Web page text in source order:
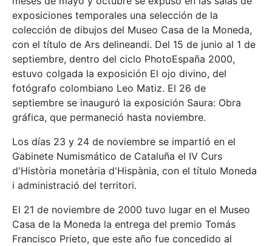
exposiciones temporales una selección de la
colección de dibujos del Museo Casa de la Moneda,
con el título de Ars delineandi. Del 15 de junio al 1 de
septiembre, dentro del ciclo PhotoEspaña 2000,
estuvo colgada la exposición El ojo divino, del
fotógrafo colombiano Leo Matiz. El 26 de
septiembre se inauguró la exposición Saura: Obra
gráfica, que permaneció hasta noviembre.
Los días 23 y 24 de noviembre se impartió en el
Gabinete Numismático de Cataluña el IV Curs
d'Història monetària d'Hispània, con el título Moneda
i administració del territori.
El 21 de noviembre de 2000 tuvo lugar en el Museo
Casa de la Moneda la entrega del premio Tomás
Francisco Prieto, que este año fue concedido al